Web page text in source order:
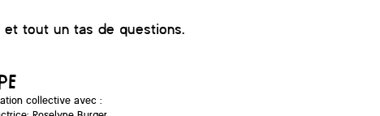
et tout un tas de questions.
collective avec :